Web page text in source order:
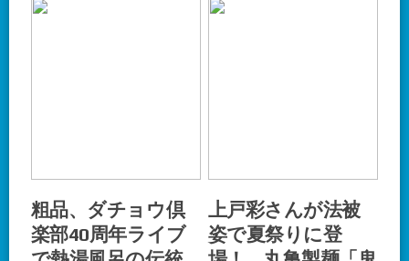
粗品、ダチョウ倶
楽部40周年ライブ
上戸彩さんが法被
姿で夏祭りに登